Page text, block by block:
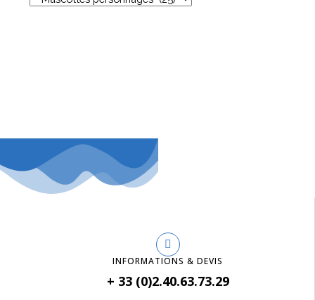
INFORMATIONS & DEVIS
+ 33 (0)2.40.63.73.29